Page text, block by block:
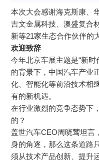
本次大会感谢海克斯康、
吉文金属科技、澳盛复合
新等21家生态合作伙伴的
欢迎致辞
今年北京车展主题是“新
的背景下，中国汽车产业
化、智能化等前沿技术相
有的新机遇。
在行业激烈的竞争态势下
的？
盖世汽车CEO周晓莺坦言
身的角逐，那么这条道路
须从技术产品创新、提升